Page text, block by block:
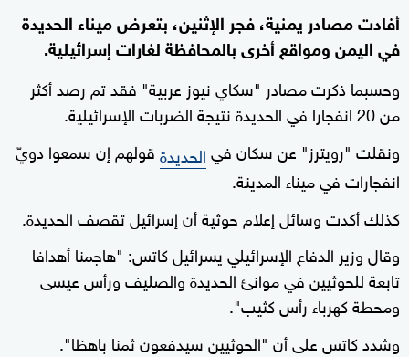
أفادت مصادر يمنية، فجر الإثنين، بتعرض ميناء الحديدة
في اليمن ومواقع أخرى بالمحافظة لغارات إسرائيلية.
وحسبما ذكرت مصادر "سكاي نيوز عربية" فقد تم رصد أكثر
من 20 انفجارا في الحديدة نتيجة الضربات الإسرائيلية.
ونقلت "رويترز" عن سكان فيالحديدةقولهم إن سمعوا دويّ
انفجارات في ميناء المدينة.
كذلك أكدت وسائل إعلام حوثية أن إسرائيل تقصف الحديدة.
وقال وزير الدفاع الإسرائيلي يسرائيل كاتس: "هاجمنا أهدافا
تابعة للحوثيين في موانئ الحديدة والصليف ورأس عيسى
ومحطة كهرباء رأس كثيب".
وشدد كاتس على أن "الحوثيين سيدفعون ثمنا باهظا".